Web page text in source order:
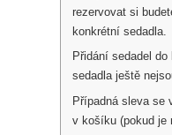
rezervovat si
konkrétní sedadla.
Přidání sedadel
sedadla ještě
Případná sleva se
v košíku (pokud je